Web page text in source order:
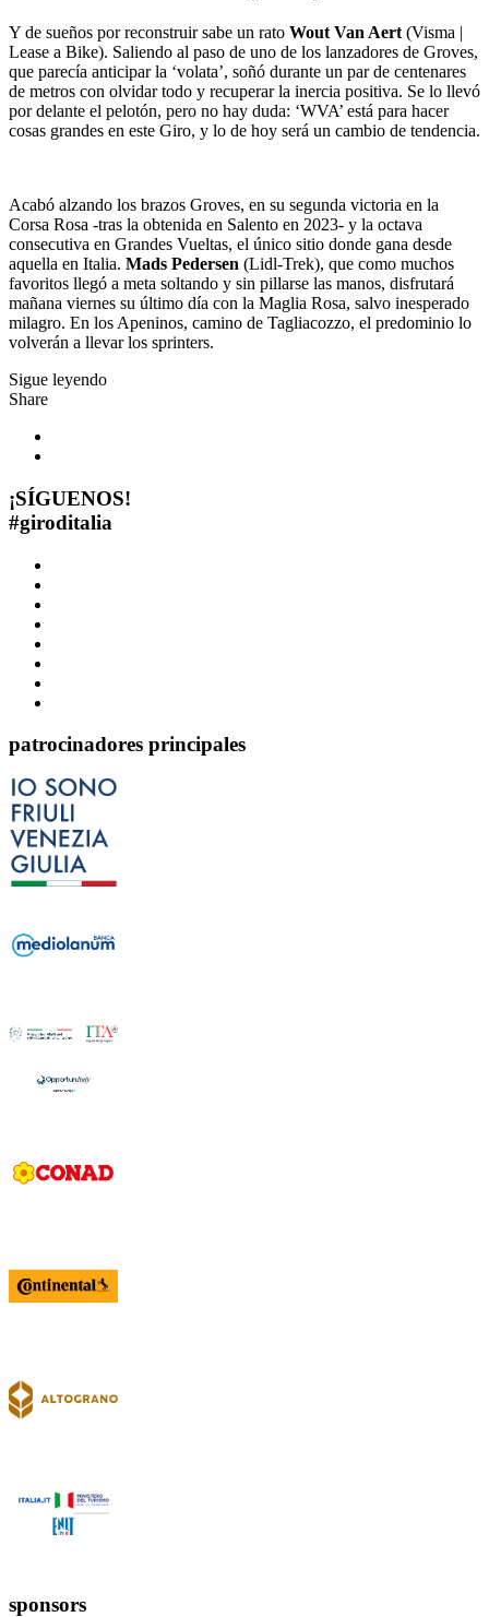
Y de sueños por reconstruir sabe un rato Wout Van Aert (Visma |
Lease a Bike). Saliendo al paso de uno de los lanzadores de Groves,
que parecía anticipar la ‘volata’, soñó durante un par de centenares
de metros con olvidar todo y recuperar la inercia positiva. Se lo llevó
por delante el pelotón, pero no hay duda: ‘WVA’ está para hacer
cosas grandes en este Giro, y lo de hoy será un cambio de tendencia.
Acabó alzando los brazos Groves, en su segunda victoria en la
Corsa Rosa -tras la obtenida en Salento en 2023- y la octava
consecutiva en Grandes Vueltas, el único sitio donde gana desde
aquella en Italia. Mads Pedersen (Lidl-Trek), que como muchos
favoritos llegó a meta soltando y sin pillarse las manos, disfrutará
mañana viernes su último día con la Maglia Rosa, salvo inesperado
milagro. En los Apeninos, camino de Tagliacozzo, el predominio lo
volverán a llevar los sprinters.
Sigue leyendo
Share
¡SÍGUENOS!
#giroditalia
patrocinadores principales
sponsors